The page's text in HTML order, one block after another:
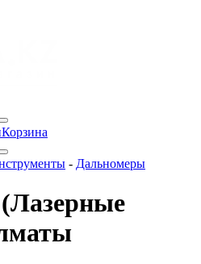
Корзина
- Дальномеры